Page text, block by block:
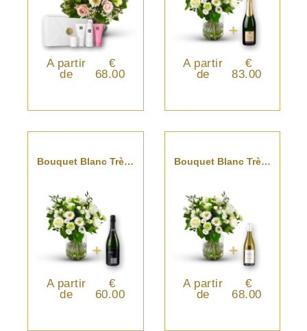
A partir
de
€
68.00
A partir
de
€
83.00
Bouquet Blanc Très Classe Avec Cava
A partir
de
€
60.00
Bouquet Blanc Très Classe Avec Pouilly Fumé
A partir
de
€
68.00